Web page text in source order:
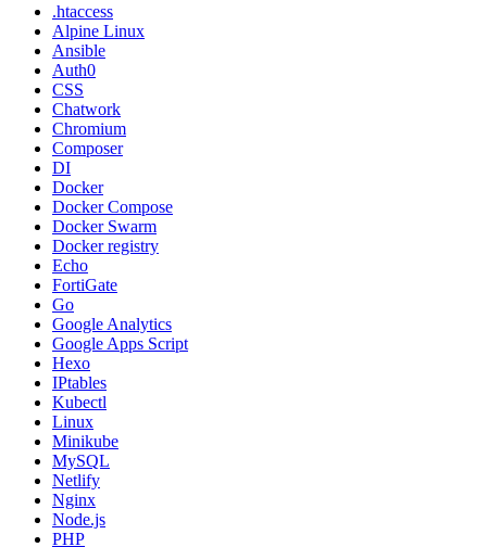
.htaccess
Alpine Linux
Ansible
Auth0
CSS
Chatwork
Chromium
Composer
DI
Docker
Docker Compose
Docker Swarm
Docker registry
Echo
FortiGate
Go
Google Analytics
Google Apps Script
Hexo
IPtables
Kubectl
Linux
Minikube
MySQL
Netlify
Nginx
Node.js
PHP